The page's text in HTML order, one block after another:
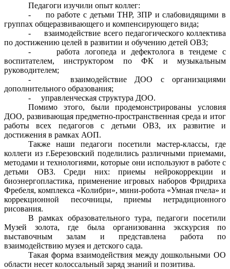
Педагоги изучили опыт коллег:
-
по работе с детьми ТНР, ЗПР и слабовидящими в
группах общеразвивающего и компенсирующего вида;
-
взаимодействие всего педагогического коллектива
по достижению целей в развитии и обучению детей ОВЗ;
-
работа логопеда и дефектолога в тендеме с
воспитателем, инструктором по ФК и музыкальным
руководителем;
-
взаимодействие ДОО с организациями
дополнительного образования;
-
управленческая структура ДОО.
Помимо этого, были продемонстрированы условия
ДОО, развивающая предметно-пространственная среда и итог
работы всех педагогов с детьми ОВЗ, их развитие и
достижения в рамках АОП.
Также наши педагоги посетили мастер-классы, где
коллеги из г.Березовский поделились различными приемами,
методами и технологиями, которые они используют в работе с
детьми ОВЗ. Среди них: приемы нейрокоррекции и
биоэнергопластика, применение игровых наборов Фридриха
Фребеля, комплекса «Колибри», мини-робота «Умная пчела» и
коррекционной песочницы, приемы нетрадиционного
рисования.
В рамках образовательного тура, педагоги посетили
Музей золота, где была организованна экскурсия по
выставочным залам и представлена работа по
взаимодействию музея и детского сада.
Такая форма взаимодействия между дошкольными ОО
области несет колоссальный заряд знаний и позитива.